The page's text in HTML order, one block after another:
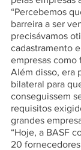
“Percebemos
barreira a ser
precisávamos
cadastramento
empresas como
Além disso, era
bilateral para
conseguissem
requisitos
grandes
“Hoje, a BASF
20